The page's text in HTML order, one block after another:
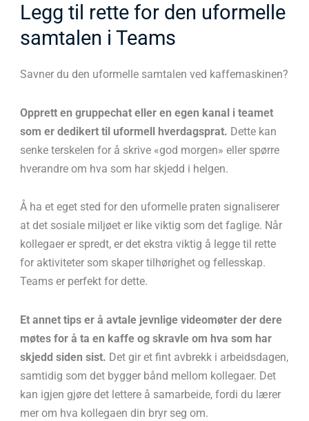
Legg til rette for den uformelle
samtalen i Teams
Savner du den uformelle samtalen ved kaffemaskinen?
Opprett en gruppechat eller en egen kanal i teamet
som er dedikert til uformell hverdagsprat. Dette kan
senke terskelen for å skrive «god morgen» eller spørre
hverandre om hva som har skjedd i helgen.
Å ha et eget sted for den uformelle praten signaliserer
at det sosiale miljøet er like viktig som det faglige. Når
kollegaer er spredt, er det ekstra viktig å legge til rette
for aktiviteter som skaper tilhørighet og fellesskap.
Teams er perfekt for dette.
Et annet tips er å avtale jevnlige videomøter der dere
møtes for å ta en kaffe og skravle om hva som har
skjedd siden sist. Det gir et fint avbrekk i arbeidsdagen,
samtidig som det bygger bånd mellom kollegaer. Det
kan igjen gjøre det lettere å samarbeide, fordi du lærer
mer om hva kollegaen din bryr seg om.